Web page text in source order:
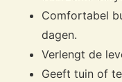
Comfortabel
dagen.
Verlengt de
Geeft tuin of